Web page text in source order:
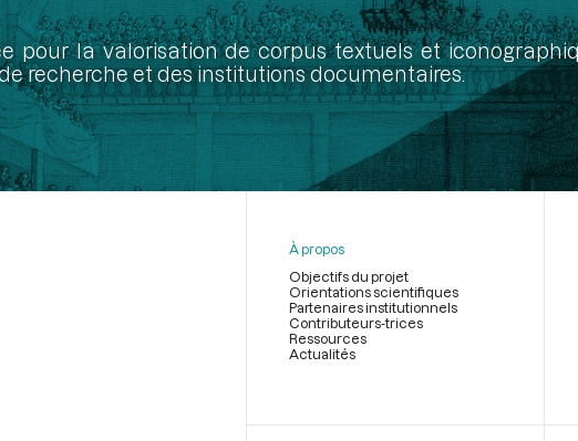
pour la valorisation de corpus textuels et
recherche et des institutions documentaires.
À propos
Objectifs du projet
Orientations scientifiques
Partenaires institutionnels
Contributeurs-trices
Ressources
Actualités